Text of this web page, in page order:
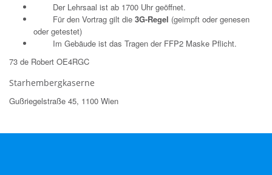
Der Lehrsaal ist ab 1700 Uhr geöffnet.
Für den Vortrag gilt die 3G-Regel (geimpft oder genesen
oder getestet)
Im Gebäude ist das Tragen der FFP2 Maske Pflicht.
73 de Robert OE4RGC
Starhembergkaserne
Gußriegelstraße 45, 1100 Wien